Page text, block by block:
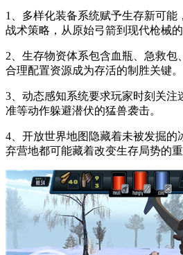
1、多样化装备系统赋予生存新可能
战术策略，从原始弓箭到现代枪械
2、生存物资体系包含血瓶、急救包
合理配置资源成为存活的制胜关键。
3、动态感知系统要求玩家时刻关注
准等动作躲避潜伏的猛兽袭击。
4、开放世界地图隐藏着未被发掘的
弃营地都可能藏着改变生存局势的重